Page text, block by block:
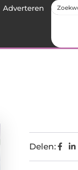
Adverteren
Delen: